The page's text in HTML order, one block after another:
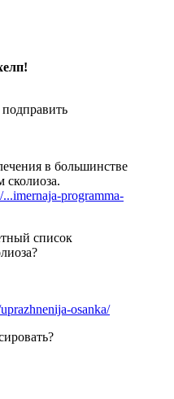
в большинстве
сколиоза.
programma-
список
osanka/